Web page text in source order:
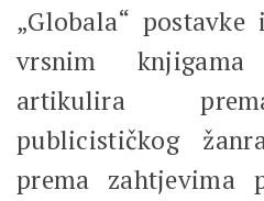
„Globala“
vrsnim
artikulira
publicističkog
prema zahtjevima